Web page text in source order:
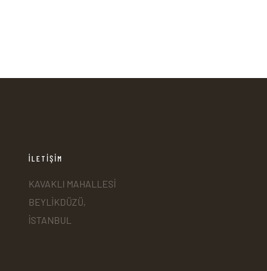
İLETİŞİM
KAVAKLI MAHALLESİ
BEYLİKDÜZÜ,
İSTANBUL